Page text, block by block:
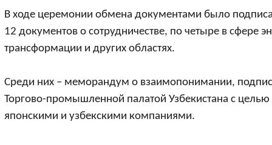
В ходе церемонии обмена документами было
12 документов о сотрудничестве, по четыре в сфере
трансформации и других областях.
Среди них – меморандум о взаимопонимании,
Торгово-промышленной палатой Узбекистана с
японскими и узбекскими компаниями.